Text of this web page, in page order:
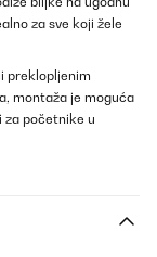
za sve koji žele
preklopljenim
montaža je moguća
za početnike u